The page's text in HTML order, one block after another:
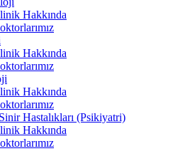
Hakkında
Hakkında
Hakkında
Hastalıkları (Psikiyatri)
Hakkında